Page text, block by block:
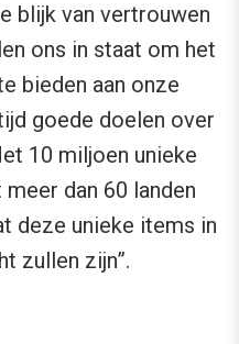
blijk van vertrouwen
ons in staat om het
bieden aan onze
goede doelen over
10 miljoen unieke
dan 60 landen
deze unieke items in
zullen zijn”.